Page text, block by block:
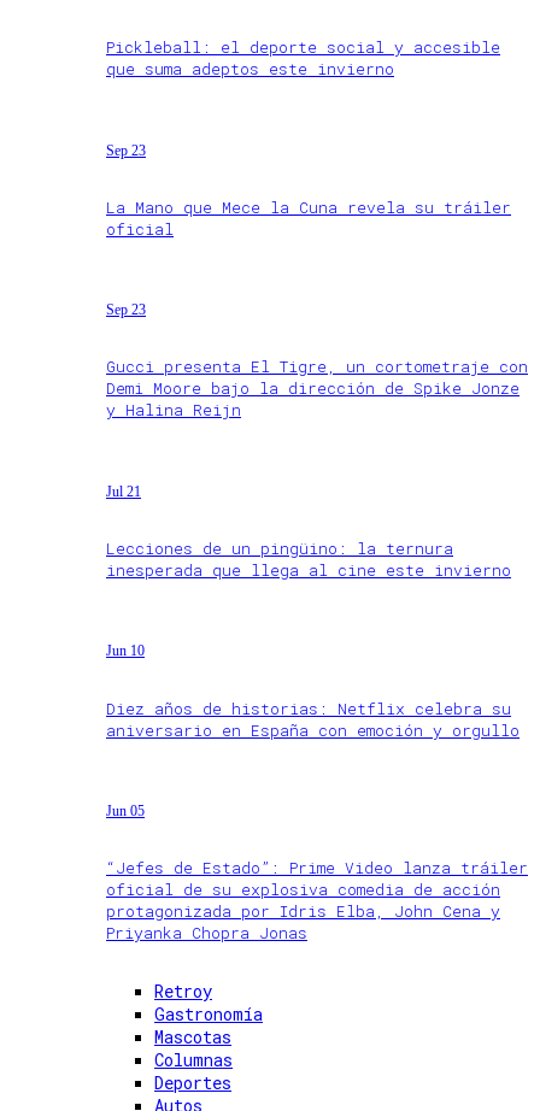
Pickleball: el deporte social y accesible
que suma adeptos este invierno
Sep 23
La Mano que Mece la Cuna revela su tráiler
oficial
Sep 23
Gucci presenta El Tigre, un cortometraje con
Demi Moore bajo la dirección de Spike Jonze
y Halina Reijn
Jul 21
Lecciones de un pingüino: la ternura
inesperada que llega al cine este invierno
Jun 10
Diez años de historias: Netflix celebra su
aniversario en España con emoción y orgullo
Jun 05
“Jefes de Estado”: Prime Video lanza tráiler
oficial de su explosiva comedia de acción
protagonizada por Idris Elba, John Cena y
Priyanka Chopra Jonas
Retroy
Gastronomía
Mascotas
Columnas
Deportes
Autos